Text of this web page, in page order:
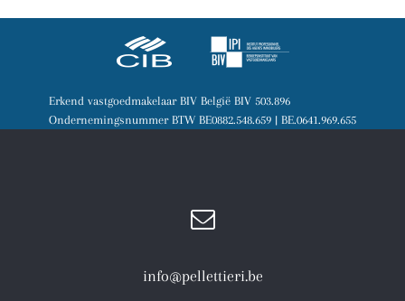
Erkend vastgoedmakelaar BIV België BIV 503.896
Ondernemingsnummer BTW BE0882.548.659 | BE.0641.969.655
info@pellettieri.be